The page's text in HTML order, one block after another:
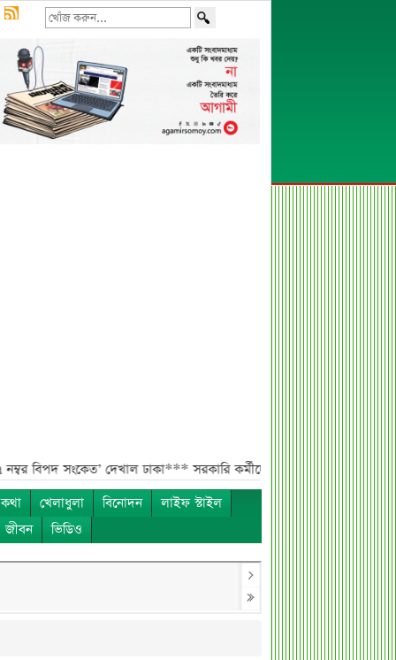
দেখাল ঢাকা*** সরকারি কর্মীদের বেতন বাড়ানো নিয়ে যা বললেন
খেলাধুলা বিনোদন
লাইফ স্টাইল
জীবন ভিডিও